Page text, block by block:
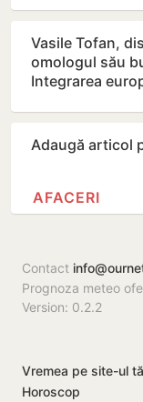
Vasile Tofan,
omologul său
Integrarea
Adaugă articol
AFACERI
Contact
Prognoza meteo
Version: 0.2.2
Vremea pe site-ul
Horoscop